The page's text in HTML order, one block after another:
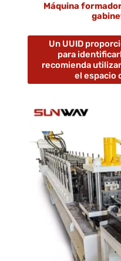
Máquina
Un UUID
para
recomienda utilizar
el espacio